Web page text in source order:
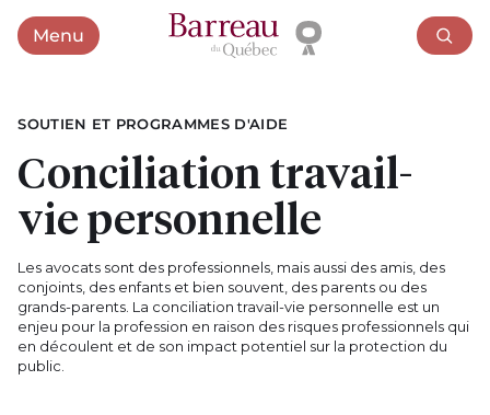
MenuOuvrir le menu
SOUTIEN ET PROGRAMMES D'AIDE
Conciliation travail-
vie personnelle
Les avocats sont des professionnels, mais aussi des amis, des
conjoints, des enfants et bien souvent, des parents ou des
grands-parents. La conciliation travail-vie personnelle est un
enjeu pour la profession en raison des risques professionnels qui
en découlent et de son impact potentiel sur la protection du
public.